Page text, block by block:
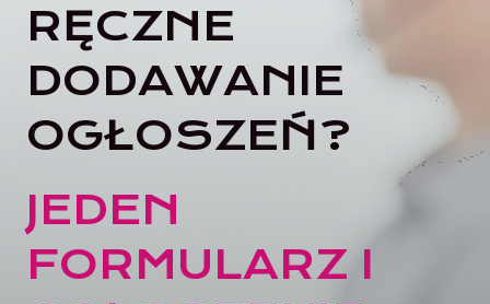
RĘCZNE
DODAWANIE
OGŁOSZEŃ?
JEDEN
FORMULARZ I